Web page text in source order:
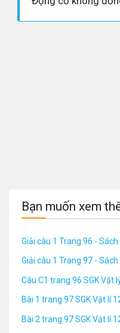
Bạn muốn xem
Giải câu 1 Trang 96 -
Giải câu 1 Trang 97 -
Câu C1 trang 96 SGK Vật
Bài 1 trang 97 SGK Vật lí
Bài 2 trang 97 SGK Vật lí